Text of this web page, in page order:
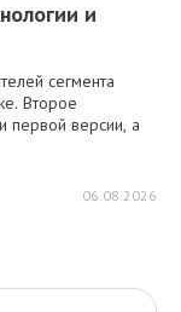
и
сегмента
Второе
первой версии, а
06.08.2026